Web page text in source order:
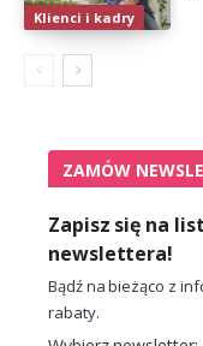
Klienci i kadry
ZAMÓW
Zapisz się na
newslettera!
Bądź na bieżąco z
rabaty.